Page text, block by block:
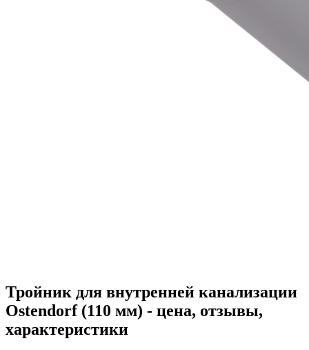
Тройник для внутренней канализации
Ostendorf (110 мм) - цена, отзывы,
характеристики